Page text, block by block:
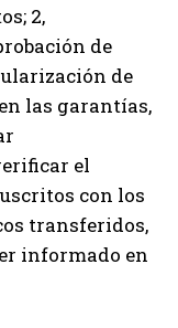
2,
de
de
las garantías,
el
con los
transferidos,
informado en